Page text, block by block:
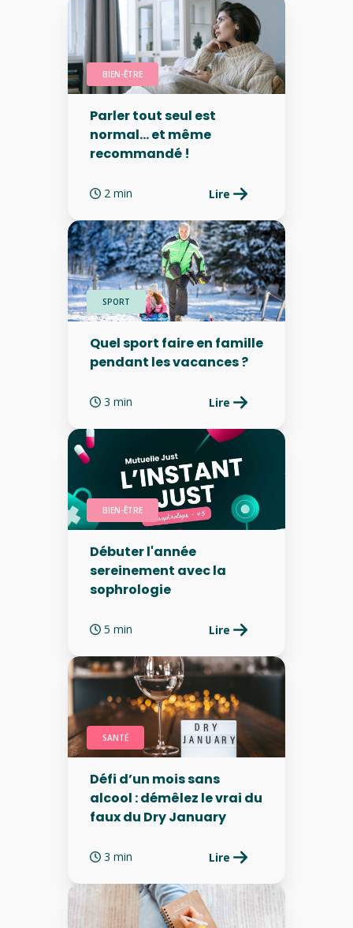
BIEN-ÊTRE
Parler tout seul est
normal… et même
recommandé !
2 min Lire
SPORT
Quel sport faire en famille
pendant les vacances ?
3 min Lire
BIEN-ÊTRE
Débuter l'année
sereinement avec la
sophrologie
5 min Lire
SANTÉ
Défi d’un mois sans
alcool : démêlez le vrai du
faux du Dry January
3 min Lire